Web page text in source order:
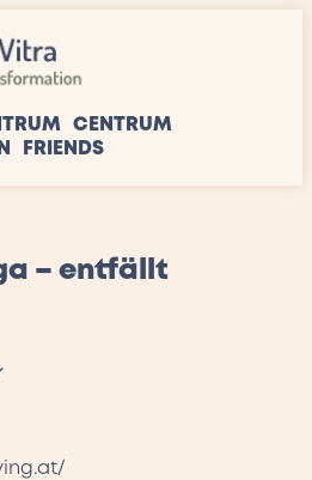
CENTRUM
FRIENDS
– entfällt